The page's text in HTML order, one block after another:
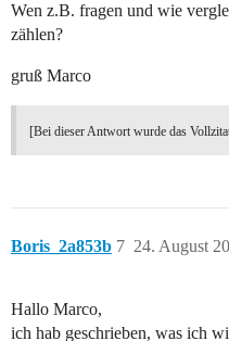
Wen z.B. fragen und wie
zählen?
gruß Marco
[Bei dieser Antwort wurde das
Boris_2a853b 24. August
7
Hallo Marco,
ich hab geschrieben, was ich